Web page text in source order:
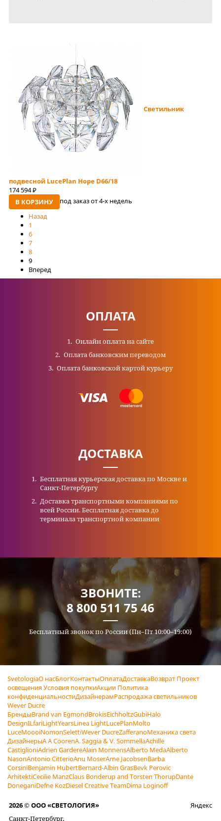
Светильник
подвесной LucePlan Hope D66/18
174 594 руб
В КОРЗИНУ
под заказ от 4-x недель
Назад
1
6
7
8
9
Вперед
ОПЛАТА
Онлайн оплата на сайте
Оплата банковским переводом
Оплата банковской картой курьеру
ДОСТАВКА
Бесплатная курьерская доставка по Москве и
Санкт-Петербургу
Доставка транспортными компаниями по
всей России. Бесплатная доставка до
терминала транспортной компании
ЗВОНИТЕ:
8 800 511 75 46
Бесплатный звонок по России (Пн–Пт 10:00–19:00)
SvetologiaО насБлогКонтактыОплатаДоставкаВозврат Проект
освещенияУсловия покупкиАкции Политика
конфиденциальностиДизайнерамРаспродажа светильников
Wever Ducre
БрендыBrand van EgmondBrokisEichholtzGubiHalo
DesignILfariLightYearsLinea LightLucePlanMolto
LuceMoooiNomonSelettiWever DucreZafferanoМеханика света
ДизайнерыA A CoorenA. Saggia & V. SommellaAchille
CastiglioniAdrien GardereAlain MonnensAlberto MedaAlberto
NasonAntonio CitterioAnu MoserArne JacobsenBarba
CorsiniBenjamin HubertBernard-Albin GrasBevk Perovic
ArhitektiCecilie ManzClaus Bonderup and Torsten ThorupDante
DoneganiDefne KozDiesel Creative TeamDima Loginoff
2026 © ООО «СВЕТОЛОГИЯ»
Санкт-Петербург,
Яндекс